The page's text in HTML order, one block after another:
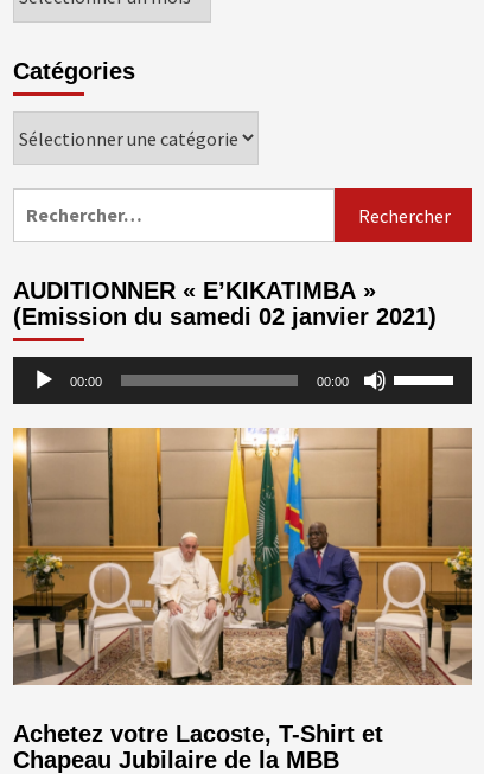
Catégories
Catégories
AUDITIONNER « E’KIKATIMBA »
(Emission du samedi 02 janvier 2021)
Lecteur
audio
00:00 00:00
flèches
haut/bas
augmenter
diminuer
le
volume.
Achetez votre Lacoste, T-Shirt et
Chapeau Jubilaire de la MBB